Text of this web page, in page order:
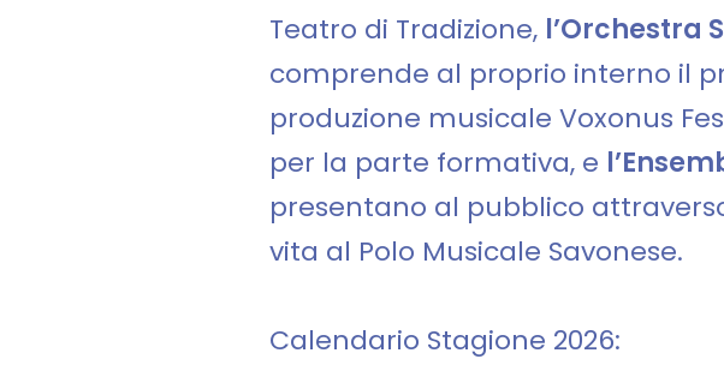
Teatro di Tradizione, l’Orchestra
comprende al proprio interno il
produzione musicale Voxonus
per la parte formativa, e
presentano al pubblico
vita al Polo Musicale Savonese.
Calendario Stagione 2026: